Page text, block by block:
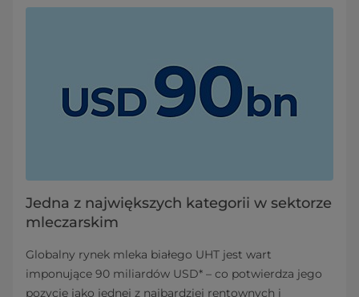
Jedna z największych kategorii w sektorze
mleczarskim
Globalny rynek mleka białego UHT jest wart
imponujące 90 miliardów USD* – co potwierdza jego
pozycję jako jednej z najbardziej rentownych i